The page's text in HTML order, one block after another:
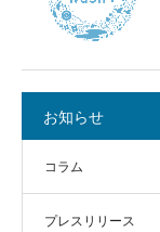
お知らせ
コラム
プレスリリース